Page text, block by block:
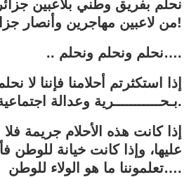
نحلم بفريق وطني بلاعبين
من لاعبين مهاجرين وأنصار جزائريين!
.. نحلم ونحلم ونحلم….
إذا استكثرتم أحلامنا فإننا لا
بـحـــــــــــرية وعدالة اجتماعية.
إذا كانت هذه الأحلام جريمة
عليها، وإذا كانت خيانة للوطن
تعلموننا ما هو الولاء للوطن….